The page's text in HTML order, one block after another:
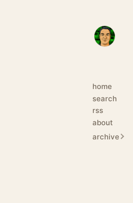
home
search
rss
about
archive